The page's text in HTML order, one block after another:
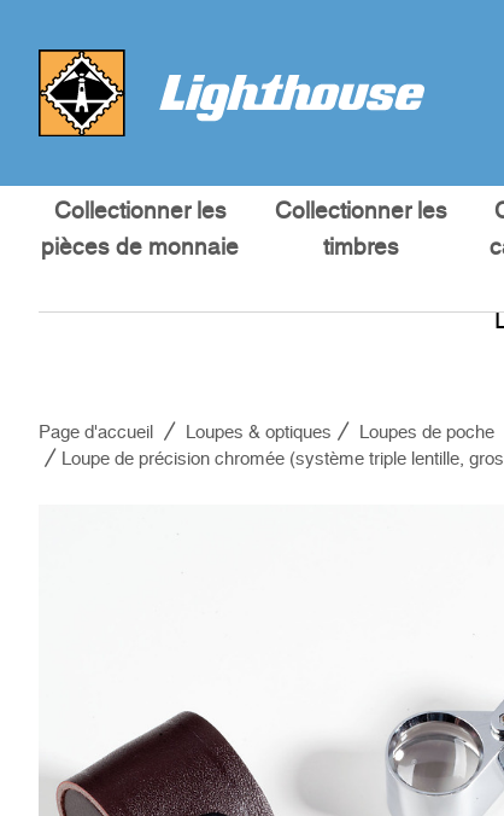
Collectionner les
pièces de monnaie
Collectionner les
timbres
Page d'accueil Loupes & optiques
Loupes de poche
Loupe de précision chromée (système triple lentille,